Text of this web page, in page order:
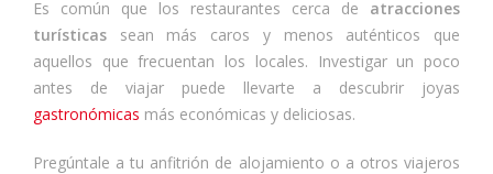
Es común que los restaurantes cerca de atracciones
turísticas sean más caros y menos auténticos que
aquellos que frecuentan los locales. Investigar un poco
antes de viajar puede llevarte a descubrir joyas
gastronómicas más económicas y deliciosas.
Pregúntale a tu anfitrión de alojamiento o a otros viajeros